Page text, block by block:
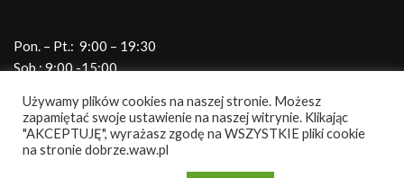
Pon. – Pt.: 9:00 – 19:30
Sob.: 9:00 -15:00
Telefony do sklepów
Andersa
Używamy plików cookies na naszej stronie. Możesz
zapamiętać swoje ustawienie na naszej witrynie. Klikając
"AKCEPTUJĘ", wyrażasz zgodę na WSZYSTKIE pliki cookie
na stronie dobrze.waw.pl